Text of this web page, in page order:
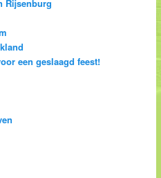
Rijsenburg
een geslaagd feest!